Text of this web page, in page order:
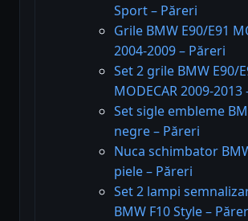
Sport – Păreri
Grile BMW E90/E91
2004-2009 – Păreri
Set 2 grile BMW E90/
MODECAR 2009-2013
Set sigle embleme
negre – Păreri
Nuca schimbator
piele – Păreri
Set 2 lampi
BMW F10 Style –